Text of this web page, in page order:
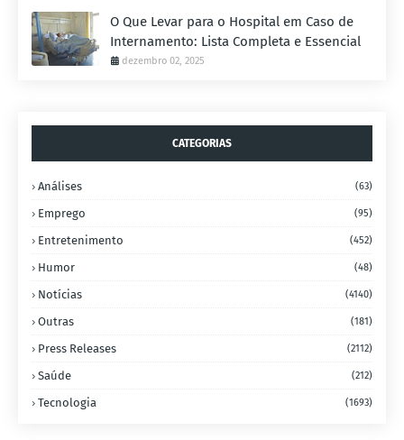
O Que Levar para o Hospital em Caso de
Internamento: Lista Completa e Essencial
dezembro 02, 2025
CATEGORIAS
Análises (63)
Emprego (95)
Entretenimento (452)
Humor (48)
Notícias (4140)
Outras (181)
Press Releases (2112)
Saúde (212)
Tecnologia (1693)